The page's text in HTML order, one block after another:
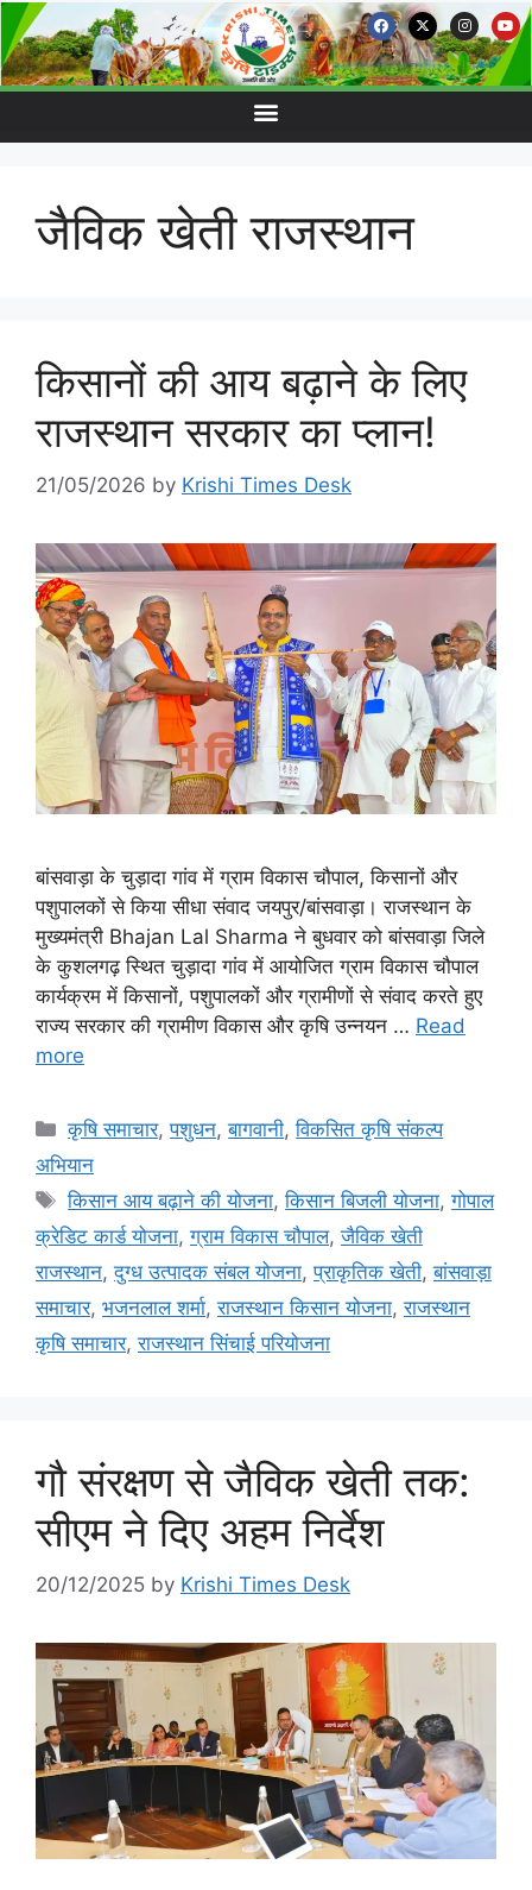
जैविक खेती राजस्थान
किसानों की आय बढ़ाने के लिए
राजस्थान सरकार का प्लान!
21/05/2026 by Krishi Times Desk
बांसवाड़ा के चुड़ादा गांव में ग्राम विकास चौपाल, किसानों और
पशुपालकों से किया सीधा संवाद जयपुर/बांसवाड़ा। राजस्थान के
मुख्यमंत्री Bhajan Lal Sharma ने बुधवार को बांसवाड़ा जिले
के कुशलगढ़ स्थित चुड़ादा गांव में आयोजित ग्राम विकास चौपाल
कार्यक्रम में किसानों, पशुपालकों और ग्रामीणों से संवाद करते हुए
राज्य सरकार की ग्रामीण विकास और कृषि उन्नयन … Read
more
कृषि समाचार,पशुधन,बागवानी,विकसित कृषि संकल्प
अभियान
किसान आय बढ़ाने की योजना,किसान बिजली योजना,गोपाल
क्रेडिट कार्ड योजना,ग्राम विकास चौपाल,जैविक खेती
राजस्थान,दुग्ध उत्पादक संबल योजना,प्राकृतिक खेती,बांसवाड़ा
समाचार, भजनलाल शर्मा,राजस्थान किसान योजना,राजस्थान
कृषि समाचार,राजस्थान सिंचाई परियोजना
गौ संरक्षण से जैविक खेती तक:
सीएम ने दिए अहम निर्देश
20/12/2025 by Krishi Times Desk